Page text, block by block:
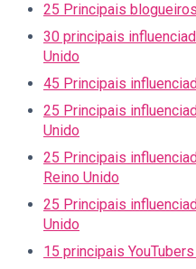
25 Principais
30 principais
Unido
45 Principais
25 Principais
Unido
25 Principais
Reino Unido
25 Principais
Unido
15 principais